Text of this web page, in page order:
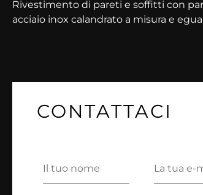
Rivestimento di pareti e soffitti con
acciaio inox calandrato a misura e
CONTATTACI